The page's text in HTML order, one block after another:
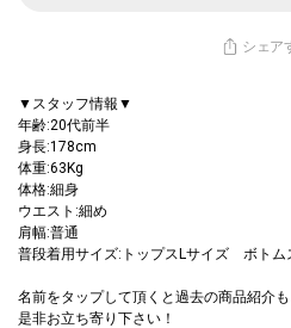
シェア
▼スタッフ情報▼
年齢:20代前半
身長:178cm
体重:63Kg
体格:細身
ウエスト:細め
肩幅:普通
普段着用サイズ:トップスLサイズ ボトム
名前をタップして頂くと過去の商品紹介も
是非お立ち寄り下さい！